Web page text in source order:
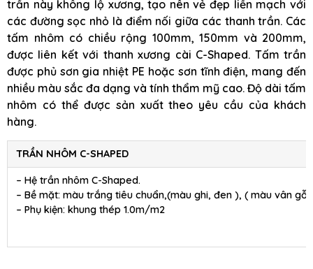
trần này không lộ xương, tạo nên vẻ đẹp liền mạch với
các đường sọc nhỏ là điểm nối giữa các thanh trần. Các
tấm nhôm có chiều rộng 100mm, 150mm và 200mm,
được liên kết với thanh xương cài C-Shaped. Tấm trần
được phủ sơn gia nhiệt PE hoặc sơn tĩnh điện, mang đến
nhiều màu sắc đa dạng và tính thẩm mỹ cao. Độ dài tấm
nhôm có thể được sản xuất theo yêu cầu của khách
hàng.
TRẦN NHÔM C-SHAPED
– Hệ trần nhôm C-Shaped.
– Bề mặt: màu trắng tiêu chuẩn,(màu ghi, đen ), ( màu vân gỗ
– Phụ kiện: khung thép 1.0m/m2